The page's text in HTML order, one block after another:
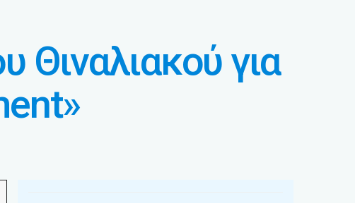
Θιναλιακού για